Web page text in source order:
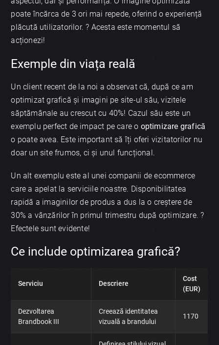
poate încărca de 3 ori mai repede, oferind o experiență
plăcută utilizatorilor. ? Acesta este momentul să
acționezi!
Exemple din viața reală
Un client recent de la noi a observat că, după ce am
optimizat grafică și imagini pe site-ul său, vizitele
săptămânale au crescut cu 40%! Cazul său este un
exemplu perfect de impact pe care o optimizare grafică
o poate avea. Este important să îți oferi vizitatorilor nu
doar un site frumos, ci și unul funcțional.
Un alt exemplu este al unei companii de ecommerce
care a apelat la serviciile noastre. Disponibilitatea
rapidă a imaginilor de produs a dus la o creștere de
30% a vânzărilor în primul trimestru după optimizare. ?
Efectele sunt evidente!
Ce include optimizarea grafică?
Serviciu Descriere
Cost
(EUR)
Dezvoltarea
Brandbook III
Creează identitatea
vizuală a brandului
1170